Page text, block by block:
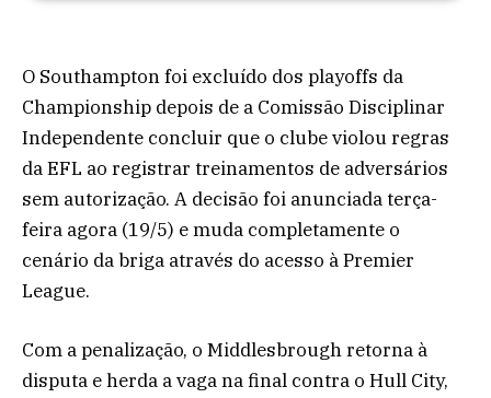
O Southampton foi excluído dos playoffs da
Championship depois de a Comissão Disciplinar
Independente concluir que o clube violou regras
da EFL ao registrar treinamentos de adversários
sem autorização. A decisão foi anunciada terça-
feira agora (19/5) e muda completamente o
cenário da briga através do acesso à Premier
League.
Com a penalização, o Middlesbrough retorna à
disputa e herda a vaga na final contra o Hull City,